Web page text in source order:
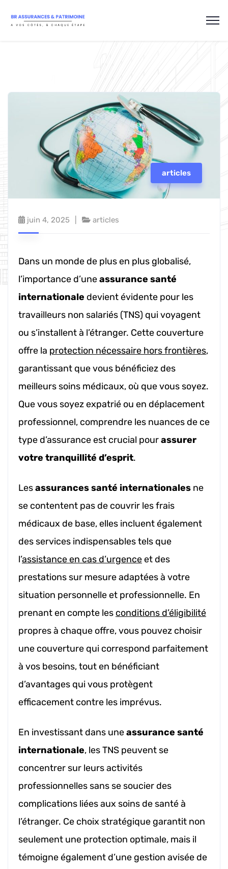
articles
juin 4, 2025 articles
Dans un monde de plus en plus globalisé,
l’importance d’uneassurance santé
internationale devient évidente pour les
travailleurs non salariés (TNS) qui voyagent
ou s’installent à l’étranger. Cette couverture
offre la protection nécessaire hors frontières,
garantissant que vous bénéficiez des
meilleurs soins médicaux, où que vous soyez.
Que vous soyez expatrié ou en déplacement
professionnel, comprendre les nuances de ce
type d’assurance est crucial pourassurer
votre tranquillité d’esprit.
Lesassurances santé internationales ne
se contentent pas de couvrir les frais
médicaux de base, elles incluent également
des services indispensables tels que
l’assistance en cas d’urgenceet des
prestations sur mesure adaptées à votre
situation personnelle et professionnelle. En
prenant en compte les conditions d’éligibilité
propres à chaque offre, vous pouvez choisir
une couverture qui correspond parfaitement
à vos besoins, tout en bénéficiant
d’avantages qui vous protègent
efficacement contre les imprévus.
En investissant dans uneassurance santé
internationale, les TNS peuvent se
concentrer sur leurs activités
professionnelles sans se soucier des
complications liées aux soins de santé à
l’étranger. Ce choix stratégique garantit non
seulement une protection optimale, mais il
témoigne également d’une gestion avisée de